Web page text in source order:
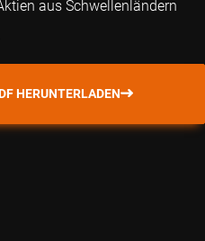
aus Schwellenländern
HERUNTERLADEN